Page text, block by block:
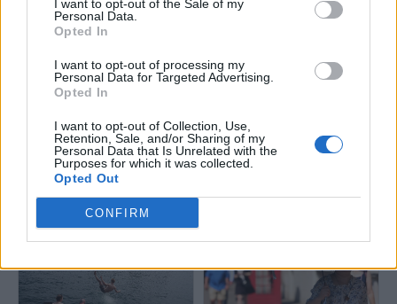
I want to opt-out of the Sale of my
Personal Data.
Opted In
I want to opt-out of processing my
Personal Data for Targeted Advertising.
Opted In
I want to opt-out of Collection, Use,
Retention, Sale, and/or Sharing of my
Personal Data that Is Unrelated with the
Purposes for which it was collected.
Opted Out
CONFIRM
Καύσωνας στην Ευρώπη:
Τουλάχιστον 150 εκατομμύρια
κάτοικοι θα αντιμετωπίσουν
θερμοκρασίες άνω των 35
βαθμών
Τουλάχιστον 94 εκατ. κάτοικοι
θα αντιμετωπίσουν σήμερα
θερμοκρασίες άνω των 35